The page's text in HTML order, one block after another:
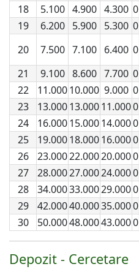
18
5.100 4.900 4.300 0
19
6.200 5.900 5.300 0
20
7.500 7.100 6.400 0
21
9.100 8.600 7.700 0
22
11.00010.000 9.000 0
23
13.00013.00011.0000
24
16.00015.00014.0000
25
19.00018.00016.0000
26
23.00022.00020.0000
27
28.00027.00024.0000
28
34.00033.00029.0000
29
42.00040.00035.0000
30
50.00048.00043.0000
Depozit - Cercetare